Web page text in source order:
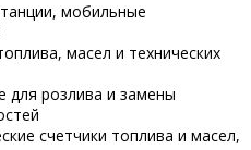
мобильные
масел и технических
для розлива и замены
счетчики топлива и масел,